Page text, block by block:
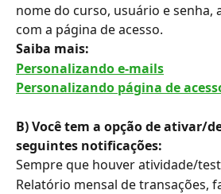
nome do curso, usuário e senha,
com a página de acesso.
Saiba mais:
Personalizando e-mails
Personalizando página de
B) Você tem a opção de ativar/
seguintes notificações:
Sempre que houver atividade/
Relatório mensal de transações,